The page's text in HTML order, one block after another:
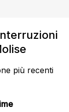
più recenti